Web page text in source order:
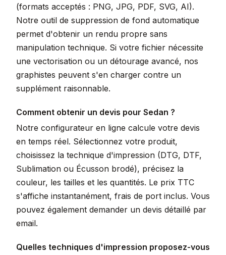
(formats acceptés : PNG, JPG, PDF, SVG, AI).
Notre outil de suppression de fond automatique
permet d'obtenir un rendu propre sans
manipulation technique. Si votre fichier nécessite
une vectorisation ou un détourage avancé, nos
graphistes peuvent s'en charger contre un
supplément raisonnable.
Comment obtenir un devis pour Sedan ?
Notre configurateur en ligne calcule votre devis
en temps réel. Sélectionnez votre produit,
choisissez la technique d'impression (DTG, DTF,
Sublimation ou Écusson brodé), précisez la
couleur, les tailles et les quantités. Le prix TTC
s'affiche instantanément, frais de port inclus. Vous
pouvez également demander un devis détaillé par
email.
Quelles techniques d'impression proposez-vous